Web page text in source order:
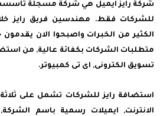
للشركات فقط. مهندسين فريق رايز
الكثير من الخبرات واصبحوا الان
متطلبات الشركات بكفائة عالية, من
تسويق الكترونى, اى تى كمبيوتر.
استضافة رايز للشركات تشمل على
الانترنت, ايميلات رسمية باسم